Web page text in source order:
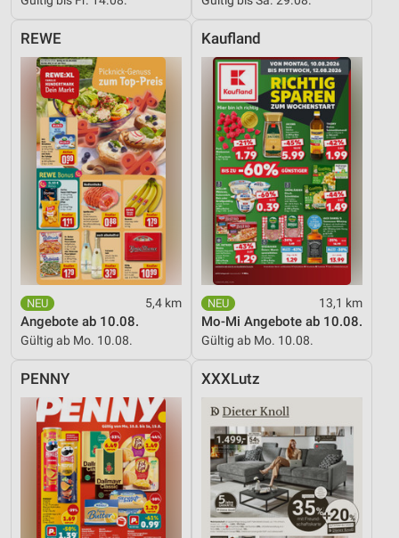
REWE
5,4 km
Angebote ab 10.08.
Gültig ab Mo. 10.08.
Kaufland
13,1 km
Mo-Mi Angebote ab 10.08.
Gültig ab Mo. 10.08.
PENNY XXXLutz